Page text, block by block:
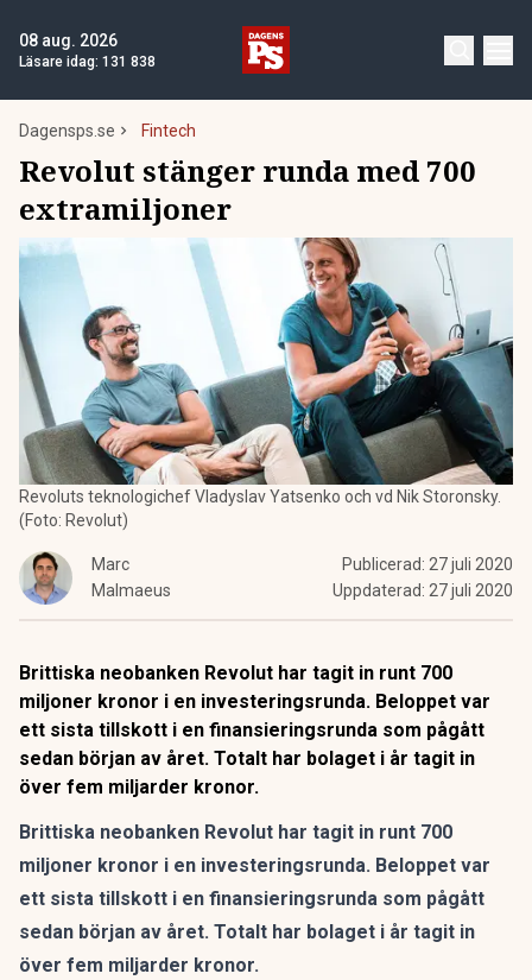
08 aug. 2026
Läsare idag: 131 838
Dagensps.se Fintech
Revolut stänger runda med 700
extramiljoner
Revoluts teknologichef Vladyslav Yatsenko och vd Nik Storonsky.
(Foto: Revolut)
Marc
Malmaeus
Publicerad: 27 juli 2020
Uppdaterad: 27 juli 2020
Brittiska neobanken Revolut har tagit in runt 700
miljoner kronor i en investeringsrunda. Beloppet var
ett sista tillskott i en finansieringsrunda som pågått
sedan början av året. Totalt har bolaget i år tagit in
över fem miljarder kronor.
Brittiska neobanken Revolut har tagit in runt 700
miljoner kronor i en investeringsrunda. Beloppet var
ett sista tillskott i en finansieringsrunda som pågått
sedan början av året. Totalt har bolaget i år tagit in
över fem miljarder kronor.